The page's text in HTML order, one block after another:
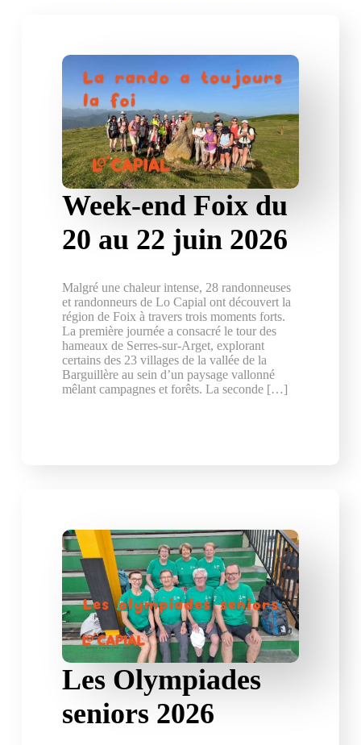
Week-end Foix du
20 au 22 juin 2026
Malgré une chaleur intense, 28 randonneuses
et randonneurs de Lo Capial ont découvert la
région de Foix à travers trois moments forts.
La première journée a consacré le tour des
hameaux de Serres-sur-Arget, explorant
certains des 23 villages de la vallée de la
Barguillère au sein d’un paysage vallonné
mêlant campagnes et forêts. La seconde […]
Les Olympiades
seniors 2026